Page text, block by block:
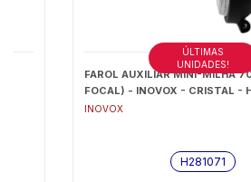
FAROL AUXILIAR MINI-MILHA
FOCAL) - INOVOX - CRISTAL -
INOVOX
ÚLTIMAS
UNIDADES!
H281071